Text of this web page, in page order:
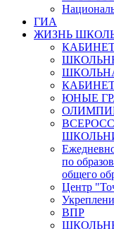
ГИА
ЖИЗНЬ
ЮНЫЕ
по
общего
Центр
ВПР